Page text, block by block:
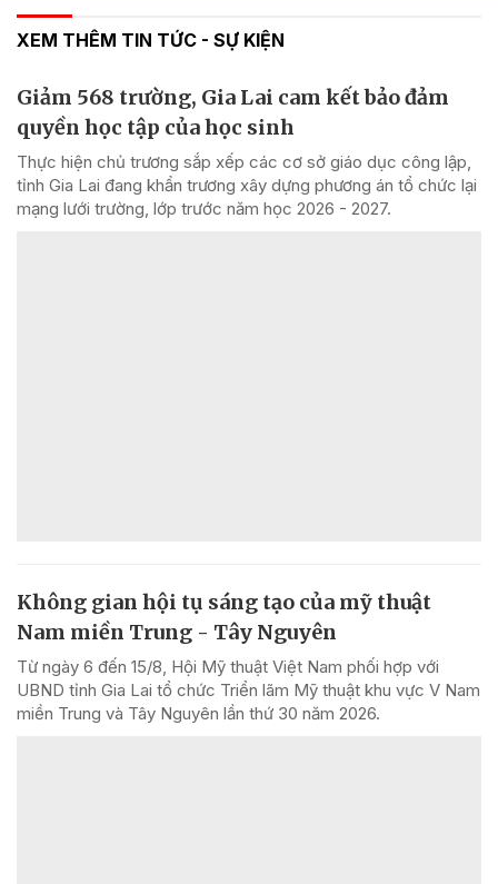
XEM THÊM TIN TỨC - SỰ KIỆN
Giảm 568 trường, Gia Lai cam kết bảo đảm
quyền học tập của học sinh
Thực hiện chủ trương sắp xếp các cơ sở giáo dục công lập,
tỉnh Gia Lai đang khẩn trương xây dựng phương án tổ chức lại
mạng lưới trường, lớp trước năm học 2026 - 2027.
Không gian hội tụ sáng tạo của mỹ thuật
Nam miền Trung - Tây Nguyên
Từ ngày 6 đến 15/8, Hội Mỹ thuật Việt Nam phối hợp với
UBND tỉnh Gia Lai tổ chức Triển lãm Mỹ thuật khu vực V Nam
miền Trung và Tây Nguyên lần thứ 30 năm 2026.